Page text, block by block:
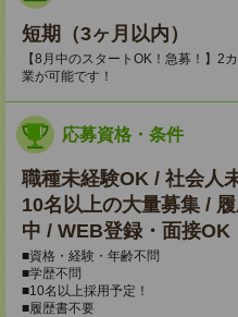
短期（3ヶ月以内）
【8月中のスタートOK！急募！】
業が可能です！
応募資格・条件
職種未経験OK / 社会人
10名以上の大量募集 /
中 / WEB登録・面接OK
■資格・経験・年齢不問
■学歴不問
■10名以上採用予定！
■履歴書不要